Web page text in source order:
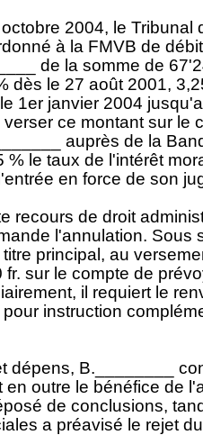
2004, le Tribunal
à la FMVB de
de la somme de
dès le 27 août 2001,
1er janvier 2004
ce montant sur le
auprès de la
% le taux de l'intérêt
en force de son
recours de droit
l'annulation. Sous
principal, au
sur le compte de
il requiert le
instruction
dépens, B.________
en outre le bénéfice de
de conclusions,
a préavisé le rejet